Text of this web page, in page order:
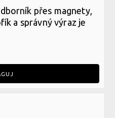
přes magnety,
a správný výraz je